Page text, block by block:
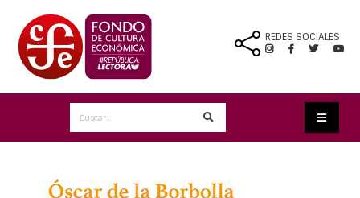
REDES SOCIALES